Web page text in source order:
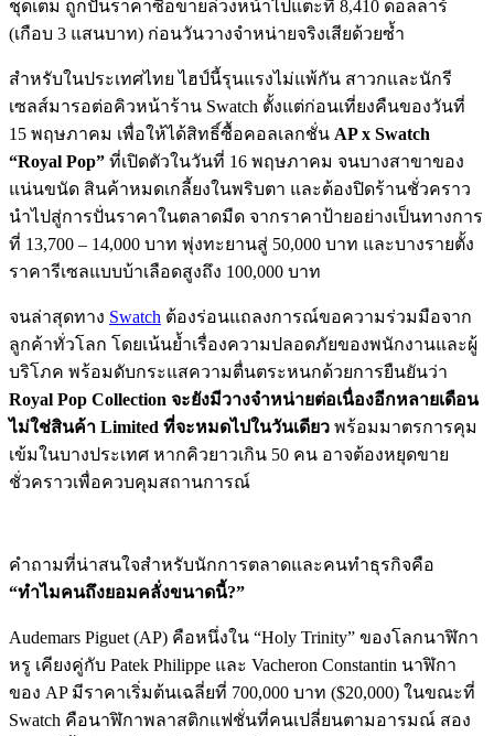
ชุดเต็ม ถูกปั่นราคาซื้อขายล่วงหน้าไปแตะที่ 8,410 ดอลลาร์
(เกือบ 3 แสนบาท) ก่อนวันวางจำหน่ายจริงเสียด้วยซ้ำ
สำหรับในประเทศไทย ไฮป์นี้รุนแรงไม่แพ้กัน สาวกและนักรี
เซลส์มารอต่อคิวหน้าร้าน Swatch ตั้งแต่ก่อนเที่ยงคืนของวันที่
15 พฤษภาคม เพื่อให้ได้สิทธิ์ซื้อคอลเลกชั่น AP x Swatch
“Royal Pop” ที่เปิดตัวในวันที่ 16 พฤษภาคม จนบางสาขาของ
แน่นขนัด สินค้าหมดเกลี้ยงในพริบตา และต้องปิดร้านชั่วคราว
นำไปสู่การปั่นราคาในตลาดมืด จากราคาป้ายอย่างเป็นทางการ
ที่ 13,700 – 14,000 บาท พุ่งทะยานสู่ 50,000 บาท และบางรายตั้ง
ราคารีเซลแบบบ้าเลือดสูงถึง 100,000 บาท
จนล่าสุดทาง Swatch ต้องร่อนแถลงการณ์ขอความร่วมมือจาก
ลูกค้าทั่วโลก โดยเน้นย้ำเรื่องความปลอดภัยของพนักงานและผู้
บริโภค พร้อมดับกระแสความตื่นตระหนกด้วยการยืนยันว่า
Royal Pop Collection จะยังมีวางจำหน่ายต่อเนื่องอีกหลายเดือน
ไม่ใช่สินค้า Limited ที่จะหมดไปในวันเดียว พร้อมมาตรการคุม
เข้มในบางประเทศ หากคิวยาวเกิน 50 คน อาจต้องหยุดขาย
ชั่วคราวเพื่อควบคุมสถานการณ์
คำถามที่น่าสนใจสำหรับนักการตลาดและคนทำธุรกิจคือ
“ทำไมคนถึงยอมคลั่งขนาดนี้?”
Audemars Piguet (AP) คือหนึ่งใน “Holy Trinity” ของโลกนาฬิกา
หรู เคียงคู่กับ Patek Philippe และ Vacheron Constantin นาฬิกา
ของ AP มีราคาเริ่มต้นเฉลี่ยที่ 700,000 บาท ($20,000) ในขณะที่
Swatch คือนาฬิกาพลาสติกแฟชั่นที่คนเปลี่ยนตามอารมณ์ สอง